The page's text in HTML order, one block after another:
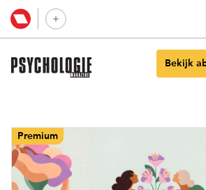
Bekijk
Premium